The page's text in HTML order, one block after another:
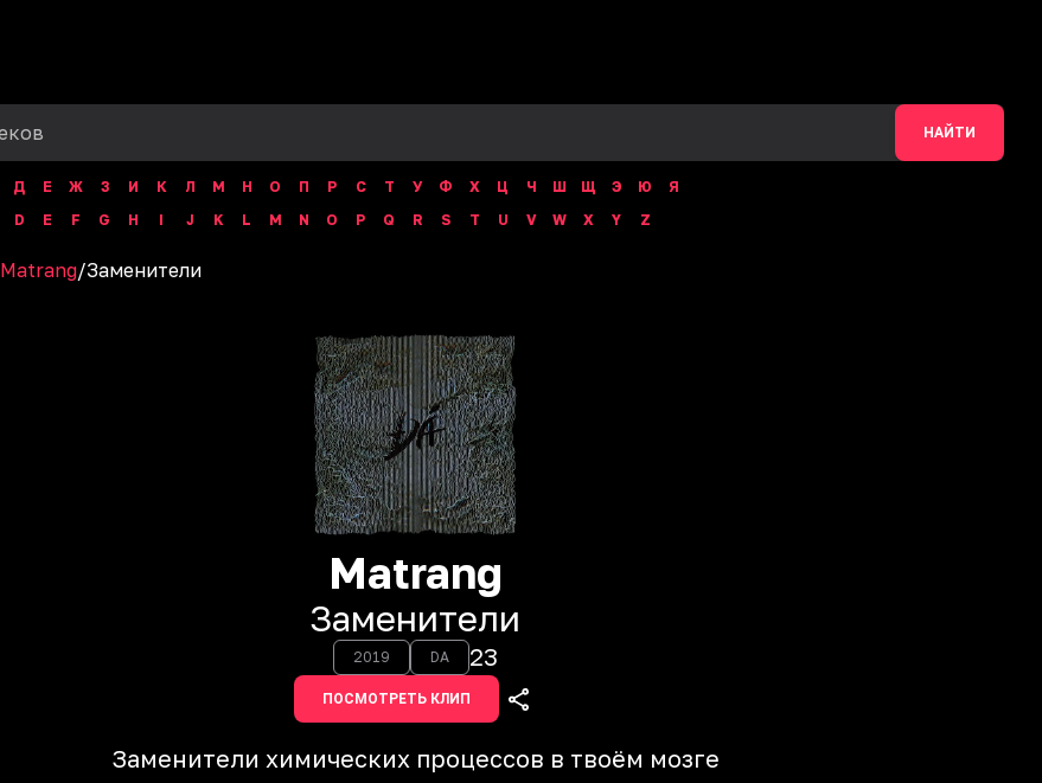
НАЙТИ
Д Е Ж З И К Л М Н О П Р С Т У Ф Х Ц Ч Ш Щ Э Ю
Я
D E F G H I J K L M N O P Q R S T U V W X Y Z
Matrang/Заменители
Matrang
Заменители
2019 DA 23
ПОСМОТРЕТЬ КЛИП
Заменители химических процессов в твоём мозге